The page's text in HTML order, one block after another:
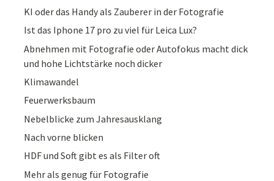
KI oder das Handy als Zauberer in der Fotografie
Ist das Iphone 17 pro zu viel für Leica Lux?
Abnehmen mit Fotografie oder Autofokus macht dick
und hohe Lichtstärke noch dicker
Klimawandel
Feuerwerksbaum
Nebelblicke zum Jahresausklang
Nach vorne blicken
HDF und Soft gibt es als Filter oft
Mehr als genug für Fotografie